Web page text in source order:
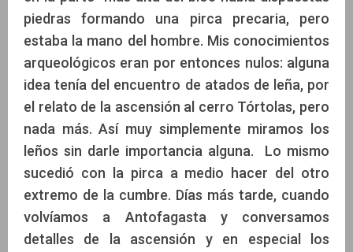
piedras formando una pirca precaria, pero
estaba la mano del hombre. Mis conocimientos
arqueológicos eran por entonces nulos: alguna
idea tenía del encuentro de atados de leña, por
el relato de la ascensión al cerro Tórtolas, pero
nada más. Así muy simplemente miramos los
leños sin darle importancia alguna. Lo mismo
sucedió con la pirca a medio hacer del otro
extremo de la cumbre. Días más tarde, cuando
volvíamos a Antofagasta y conversamos
detalles de la ascensión y en especial los